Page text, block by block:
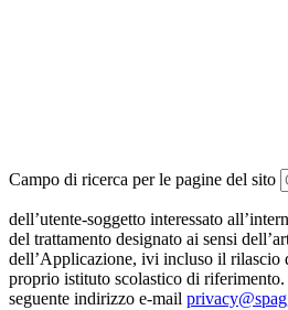
Campo di ricerca per le pagine del sito
dell’utente-soggetto interessato
del trattamento designato ai sensi
dell’Applicazione, ivi incluso il rilascio
proprio istituto scolastico di
seguente indirizzo e-mail